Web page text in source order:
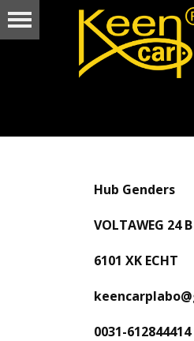
Hub Genders
VOLTAWEG 24 B
6101 XK ECHT
0031-612844414